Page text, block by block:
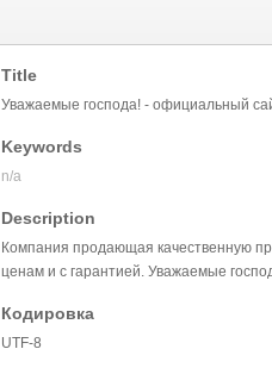
Title
Уважаемые господа! - официальный
Keywords
n/a
Description
Компания продающая качественную
ценам и с гарантией. Уважаемые
Кодировка
UTF-8